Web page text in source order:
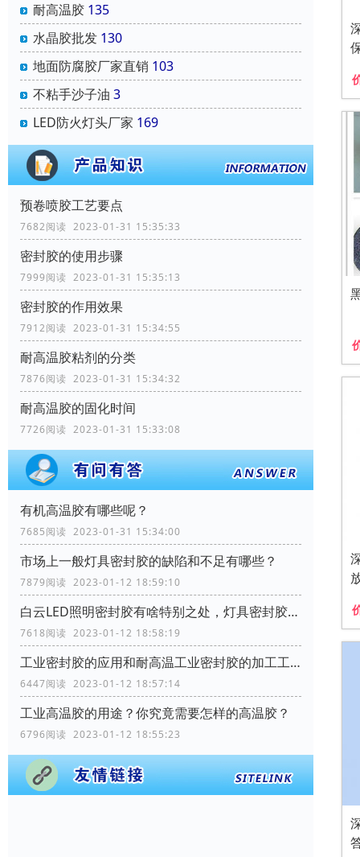
耐高温胶 135
水晶胶批发 130
地面防腐胶厂家直销 103
不粘手沙子油 3
LED防火灯头厂家 169
预卷喷胶工艺要点
7682阅读 2023-01-31 15:35:33
密封胶的使用步骤
7999阅读 2023-01-31 15:35:13
密封胶的作用效果
7912阅读 2023-01-31 15:34:55
耐高温胶粘剂的分类
7876阅读 2023-01-31 15:34:32
耐高温胶的固化时间
7726阅读 2023-01-31 15:33:08
有机高温胶有哪些呢？
7685阅读 2023-01-31 15:34:00
市场上一般灯具密封胶的缺陷和不足有哪些？
7879阅读 2023-01-12 18:59:10
白云LED照明密封胶有啥特别之处，灯具密封胶需要哪些性能？
7618阅读 2023-01-12 18:58:19
工业密封胶的应用和耐高温工业密封胶的加工工艺流程？
6447阅读 2023-01-12 18:57:14
工业高温胶的用途？你究竟需要怎样的高温胶？
6796阅读 2023-01-12 18:55:23